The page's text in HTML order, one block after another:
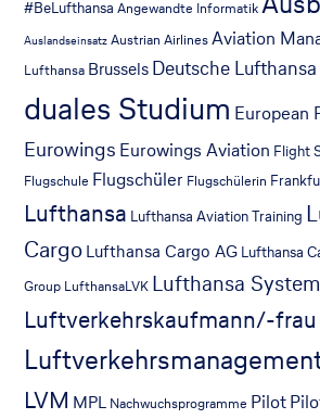
#BeLufthansa Angewandte Informatik
Auslandseinsatz Austrian Airlines Aviation
Lufthansa BrusselsDeutsche Lufthansa
duales Studium European
Eurowings Eurowings Aviation Flight
Flugschule Flugschüler Flugschülerin
Lufthansa Lufthansa Aviation Training
CargoLufthansa Cargo AG Lufthansa
Group LufthansaLVK Lufthansa
Luftverkehrskaufmann/-frau
LVM MPL Nachwuchsprogramme Pilot